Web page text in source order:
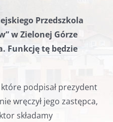
Przedszkola
w Zielonej Górze
Funkcję tę będzie
podpisał prezydent
wręczył jego zastępca,
składamy